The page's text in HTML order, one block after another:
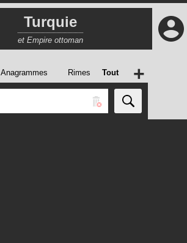
Turquie
et Empire ottoman
Anagrammes Rimes Tout +